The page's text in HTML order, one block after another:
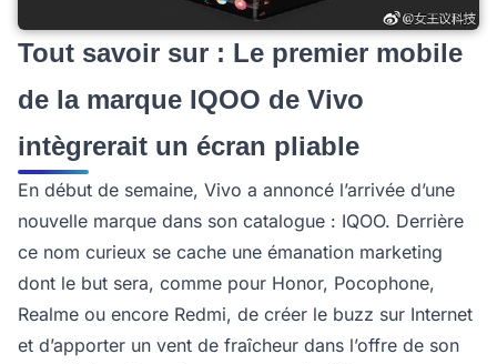
Tout savoir sur : Le premier mobile
de la marque IQOO de Vivo
intègrerait un écran pliable
En début de semaine, Vivo a annoncé l’arrivée d’une
nouvelle marque dans son catalogue : IQOO. Derrière
ce nom curieux se cache une émanation marketing
dont le but sera, comme pour Honor, Pocophone,
Realme ou encore Redmi, de créer le buzz sur Internet
et d’apporter un vent de fraîcheur dans l’offre de son